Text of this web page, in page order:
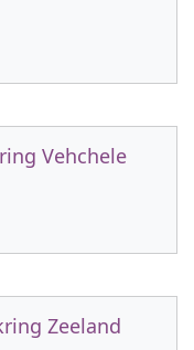
Vehchele
Zeeland